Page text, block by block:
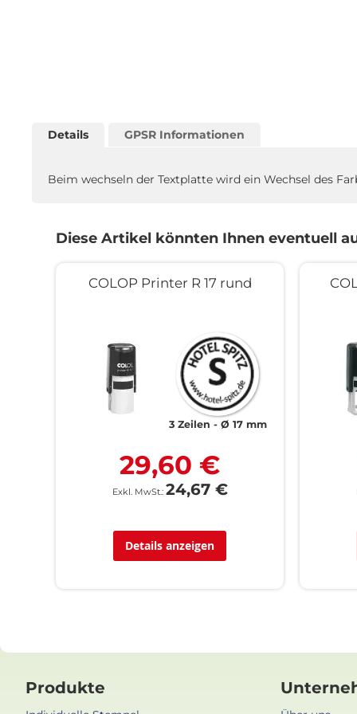
Details
Beim wechseln der Textplatte wird ein Wechsel des
GPSR Informationen
Diese Artikel könnten Ihnen eventuell
COLOP Printer R 17 rund
3 Zeilen Ø 17 mm
29,60 €
24,67 €
Details anzeigen
Produkte